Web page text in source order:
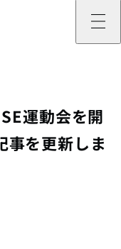
運動会を開
事を更新しま